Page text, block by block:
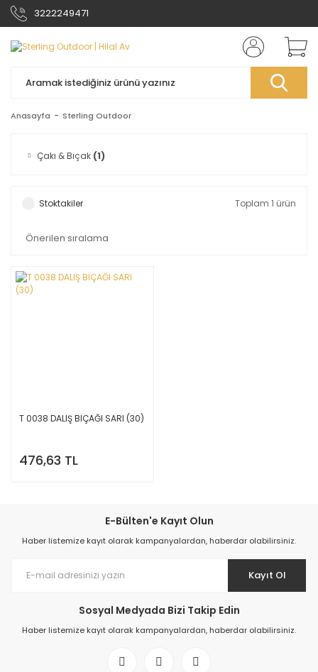
3222249471
Anasayfa Sterling Outdoor
Çakı & Bıçak (1)
Stoktakiler Toplam 1 ürün
T 0038 DALIŞ BIÇAĞI SARI (30)
476,63 TL
E-Bülten'e Kayıt Olun
Haber listemize kayıt olarak kampanyalardan, haberdar olabilirsiniz.
Kayıt Ol
Sosyal Medyada Bizi Takip Edin
Haber listemize kayıt olarak kampanyalardan, haberdar olabilirsiniz.